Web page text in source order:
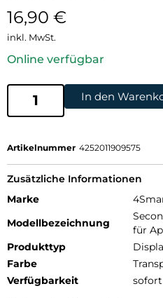
16,90 €
inkl. MwSt.
Online verfügbar
In den
Artikelnummer 4252011909575
Zusätzliche Informationen
Marke
Modellbezeichnung
für
Produkttyp
Farbe
Verfügbarkeit